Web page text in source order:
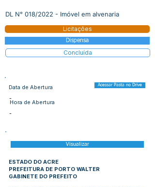
DL N° 018/2022 - Imóvel em alvenaria
Licitações
Dispensa
Concluída
Data de Abertura Acessar Pasta no Drive
-
Hora de Abertura
-
Visualizar
ESTADO DO ACRE
PREFEITURA DE PORTO WALTER
GABINETE DO PREFEITO